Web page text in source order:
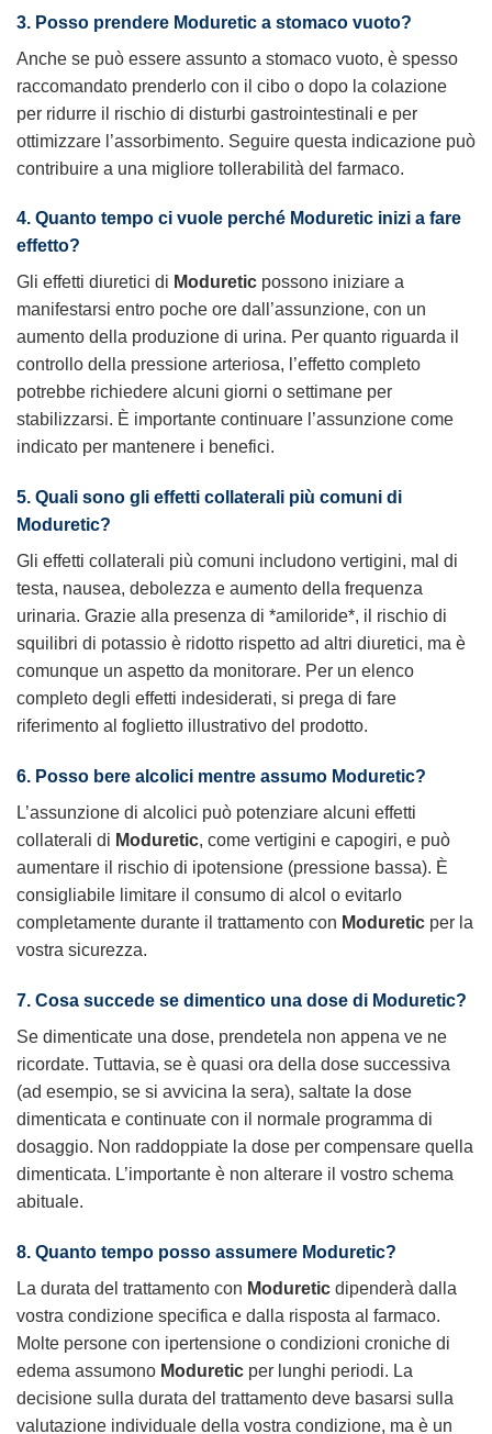
3. Posso prendere Moduretic a stomaco vuoto?
Anche se può essere assunto a stomaco vuoto, è spesso
raccomandato prenderlo con il cibo o dopo la colazione
per ridurre il rischio di disturbi gastrointestinali e per
ottimizzare l’assorbimento. Seguire questa indicazione può
contribuire a una migliore tollerabilità del farmaco.
4. Quanto tempo ci vuole perché Moduretic inizi a fare
effetto?
Gli effetti diuretici di Moduretic possono iniziare a
manifestarsi entro poche ore dall’assunzione, con un
aumento della produzione di urina. Per quanto riguarda il
controllo della pressione arteriosa, l’effetto completo
potrebbe richiedere alcuni giorni o settimane per
stabilizzarsi. È importante continuare l’assunzione come
indicato per mantenere i benefici.
5. Quali sono gli effetti collaterali più comuni di
Moduretic?
Gli effetti collaterali più comuni includono vertigini, mal di
testa, nausea, debolezza e aumento della frequenza
urinaria. Grazie alla presenza di *amiloride*, il rischio di
squilibri di potassio è ridotto rispetto ad altri diuretici, ma è
comunque un aspetto da monitorare. Per un elenco
completo degli effetti indesiderati, si prega di fare
riferimento al foglietto illustrativo del prodotto.
6. Posso bere alcolici mentre assumo Moduretic?
L’assunzione di alcolici può potenziare alcuni effetti
collaterali di Moduretic, come vertigini e capogiri, e può
aumentare il rischio di ipotensione (pressione bassa). È
consigliabile limitare il consumo di alcol o evitarlo
completamente durante il trattamento con Moduretic per la
vostra sicurezza.
7. Cosa succede se dimentico una dose di Moduretic?
Se dimenticate una dose, prendetela non appena ve ne
ricordate. Tuttavia, se è quasi ora della dose successiva
(ad esempio, se si avvicina la sera), saltate la dose
dimenticata e continuate con il normale programma di
dosaggio. Non raddoppiate la dose per compensare quella
dimenticata. L’importante è non alterare il vostro schema
abituale.
8. Quanto tempo posso assumere Moduretic?
La durata del trattamento con Moduretic dipenderà dalla
vostra condizione specifica e dalla risposta al farmaco.
Molte persone con ipertensione o condizioni croniche di
edema assumono Moduretic per lunghi periodi. La
decisione sulla durata del trattamento deve basarsi sulla
valutazione individuale della vostra condizione, ma è un